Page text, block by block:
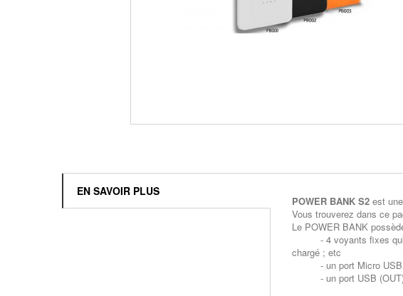
EN SAVOIR PLUS
POWER BANK S2est une
Vous trouverez dans ce
Le POWER BANK
- 4 voyants fixes qui
chargé ; etc
- un port Micro USB
- un port USB (OUT)